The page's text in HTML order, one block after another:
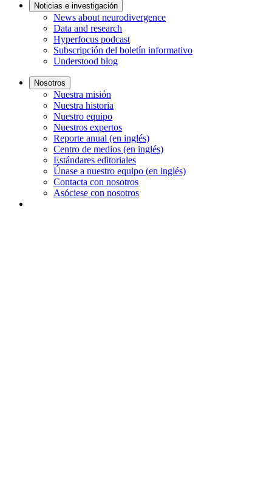
Noticias e investigación
News about neurodivergence
Data and research
Hyperfocus podcast
Subscripción del boletín informativo
Understood blog
Nosotros
Nuestra misión
Nuestra historia
Nuestro equipo
Nuestros expertos
Reporte anual (en inglés)
Centro de medios (en inglés)
Estándares editoriales
Únase a nuestro equipo (en inglés)
Contacta con nosotros
Asóciese con nosotros